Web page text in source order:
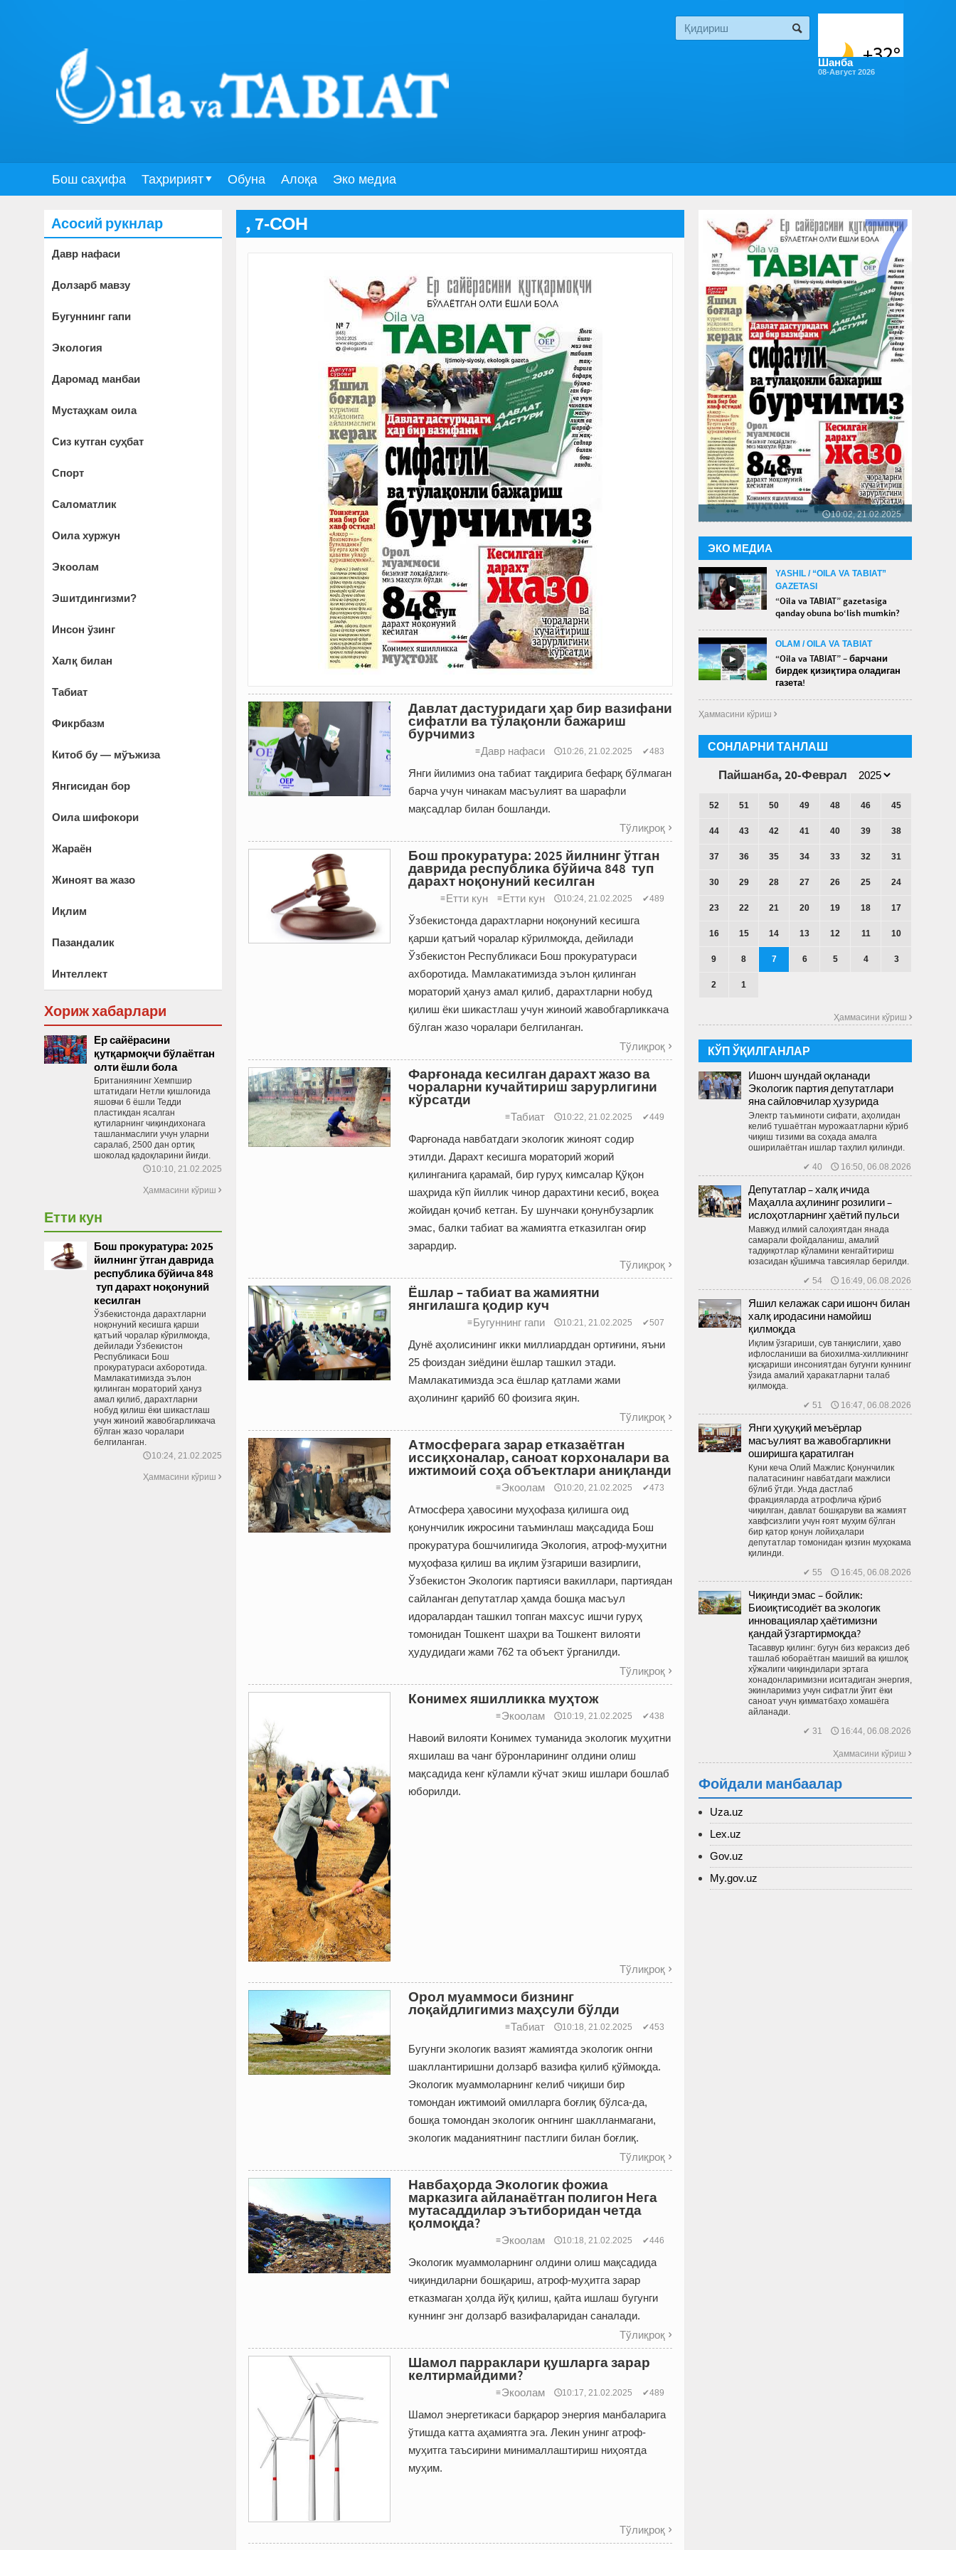
Шанба
08-Август 2026
Бош саҳифа Таҳририят Обуна Алоқа Эко медиа
, 7-СОН
Давлат дастуридаги ҳар бир вазифани
сифатли ва тўлақонли бажариш
бурчимиз
≡Давр нафаси 🕔10:26, 21.02.2025 ✔483
Янги йилимиз она табиат тақдирига бефарқ бўлмаган
барча учун чинакам масъулият ва шарафли
мақсадлар билан бош­ланди.
Тўлиқроқ 
Бош прокуратура: 2025 йилнинг ўтган
даврида республика бўйича 848 туп
дарахт ноқонуний кесилган
≡Етти кун ≡Етти кун 🕔10:24, 21.02.2025 ✔489
Ўзбекистонда дарахтларни ноқонуний кесишга
қарши қатъий чоралар кўрилмоқда, дейилади
Ўзбекистон Республикаси Бош прокуратураси
ахборотида. Мамлакатимизда эълон қилинган
мораторий ҳануз амал қилиб, дарахтларни нобуд
қилиш ёки шикастлаш учун жиноий жавобгарликкача
бўлган жазо чоралари белгиланган.
Тўлиқроқ 
Фарғонада кесилган дарахт жазо ва
чораларни кучайтириш зарурлигини
кўрсатди
≡Табиат 🕔10:22, 21.02.2025 ✔449
Фарғонада навбатдаги экологик жиноят содир
этилди. Дарахт кесишга мораторий жорий
қилинганига қарамай, бир гуруҳ кимсалар Қўқон
шаҳрида кўп йиллик чинор дарахтини кесиб, воқеа
жойидан қочиб кетган. Бу шунчаки қонунбузарлик
эмас, балки табиат ва жамиятга етказилган оғир
зарардир.
Тўлиқроқ 
Ёшлар – табиат ва жамиятни
янгилашга қодир куч
≡Бугуннинг гапи 🕔10:21, 21.02.2025 ✔507
Дунё аҳолисининг икки миллиарддан ортиғини, яъни
25 фоиздан зиёдини ёшлар ташкил этади.
Мамлакатимизда эса ёшлар қатлами жами
аҳолининг қарийб 60 фоизига яқин.
Тўлиқроқ 
Атмосферага зарар етказаётган
иссиқхоналар, саноат корхоналари ва
ижтимоий соҳа объектлари аниқланди
≡Экоолам 🕔10:20, 21.02.2025 ✔473
Атмосфера ҳавосини муҳофаза қилишга оид
қонунчилик ижросини таъминлаш мақсадида Бош
прокуратура бошчилигида Экология, атроф-муҳитни
муҳофаза қилиш ва иқлим ўзгариши вазирлиги,
Ўзбекистон Экологик партияси вакиллари, партиядан
сайланган депутатлар ҳамда бошқа масъул
идоралардан ташкил топган махсус ишчи гуруҳ
томонидан Тошкент шаҳри ва Тошкент вилояти
ҳудудидаги жами 762 та объект ўрганилди.
Тўлиқроқ 
Конимех яшилликка муҳтож
≡Экоолам 🕔10:19, 21.02.2025 ✔438
Навоий вилояти Конимех туманида экологик муҳитни
яхшилаш ва чанг бўронларининг олдини олиш
мақсадида кенг кўламли кўчат экиш ишлари бошлаб
юборилди.
Тўлиқроқ 
Орол муаммоси бизнинг
лоқайдлигимиз маҳсули бўлди
≡Табиат 🕔10:18, 21.02.2025 ✔453
Бугунги экологик вазият жамиятда экологик онгни
шакллантиришни долзарб вазифа қилиб қўймоқда.
Экологик муаммоларнинг келиб чиқиши бир
томондан ижтимоий омилларга боғлиқ бўлса-да,
бошқа томондан экологик онгнинг шаклланмагани,
экологик маданиятнинг пастлиги билан боғлиқ.
Тўлиқроқ 
Навбаҳорда Экологик фожиа
марказига айланаётган полигон Нега
мутасаддилар эътиборидан четда
қолмоқда?
≡Экоолам 🕔10:18, 21.02.2025 ✔446
Экологик муаммоларнинг олдини олиш мақсадида
чиқиндиларни бошқариш, атроф-муҳитга зарар
етказмаган ҳолда йўқ қилиш, қайта ишлаш бугунги
куннинг энг долзарб вазифаларидан саналади.
Тўлиқроқ 
Шамол парраклари қушларга зарар
келтирмайдими?
≡Экоолам 🕔10:17, 21.02.2025 ✔489
Шамол энергетикаси барқарор энергия манбаларига
ўтишда катта аҳамиятга эга. Лекин унинг атроф-
муҳитга таъсирини минималлаштириш ниҳоятда
муҳим.
Тўлиқроқ 
Асосий рукнлар
Давр нафаси
Долзарб мавзу
Бугуннинг гапи
Экология
Даромад манбаи
Мустаҳкам оила
Сиз кутган суҳбат
Спорт
Саломатлик
Оила хуржун
Экоолам
Эшитдингизми?
Инсон ўзинг
Халқ билан
Табиат
Фикрбазм
Китоб бу — мўъжиза
Янгисидан бор
Оила шифокори
Жараён
Жиноят ва жазо
Иқлим
Пазандалик
Интеллект
Хориж хабарлари
Ер сайёрасини
қутқармоқчи бўлаётган
олти ёшли бола
Британиянинг Хемпшир
штатидаги Нетли қишлоғида
яшовчи 6 ёшли Тедди
пластикдан ясалган
қутиларнинг чиқиндихонага
ташланмаслиги учун уларни
саралаб, 2500 дан ортиқ
шоколад қадоқларини йиғди.
🕔10:10, 21.02.2025
Ҳаммасини кўриш 
Етти кун
Бош прокуратура: 2025
йилнинг ўтган даврида
республика бўйича 848
туп дарахт ноқонуний
кесилган
Ўзбекистонда дарахтларни
ноқонуний кесишга қарши
қатъий чоралар кўрилмоқда,
дейилади Ўзбекистон
Республикаси Бош
прокуратураси ахборотида.
Мамлакатимизда эълон
қилинган мораторий ҳануз
амал қилиб, дарахтларни
нобуд қилиш ёки шикастлаш
учун жиноий жавобгарликкача
бўлган жазо чоралари
белгиланган.
🕔10:24, 21.02.2025
Ҳаммасини кўриш 
🕔10:02, 21.02.2025
7
ЭКО МЕДИА
►
YASHIL / “OILA VA TABIAT”
GAZETASI
“Oila va TABIAT” gazetasiga
qanday obuna bo‘lish mumkin?
►
OLAM / OILA VA TABIAT
“Oila va TABIAT” – барчани
бирдек қизиқтира оладиган
газета!
Ҳаммасини кўриш 
СОНЛАРНИ ТАНЛАШ
Пайшанба, 20-Феврал
52 51 50 49 48 46 45
44 43 42 41 40 39 38
37 36 35 34 33 32 31
30 29 28 27 26 25 24
23 22 21 20 19 18 17
16 15 14 13 12 11 10
9 8 7 6 5 4 3
2 1
Ҳаммасини кўриш 
КЎП ЎҚИЛГАНЛАР
Ишонч шундай оқланади
Экологик партия депутатлари
яна сайловчилар ҳузурида
Электр таъминоти сифати, аҳолидан
келиб тушаётган мурожаатларни кўриб
чиқиш тизими ва соҳада амалга
оширилаётган ишлар таҳлил қилинди.
✔ 40 🕔 16:50, 06.08.2026
Депутатлар – халқ ичида
Маҳалла аҳлининг розилиги –
ислоҳотларнинг ҳаётий пульси
Мавжуд илмий салоҳиятдан янада
самарали фойдаланиш, амалий
тадқиқотлар кўламини кенгайтириш
юзасидан қўшимча тавсиялар берилди.
✔ 54 🕔 16:49, 06.08.2026
Яшил келажак сари ишонч билан
халқ иродасини намойиш
қилмоқда
Иқлим ўзгариши, сув танқислиги, ҳаво
ифлосланиши ва биохилма-хилликнинг
қисқариши инсониятдан бугунги куннинг
ўзида амалий ҳаракатларни талаб
қилмоқда.
✔ 51 🕔 16:47, 06.08.2026
Янги ҳуқуқий меъёрлар
масъулият ва жавобгарликни
оширишга қаратилган
Куни кеча Олий Мажлис Қонунчилик
палатасининг навбатдаги мажлиси
бўлиб ўтди. Унда дастлаб
фракцияларда атрофлича кўриб
чиқилган, давлат бошқаруви ва жамият
хавфсизлиги учун ғоят муҳим бўлган
бир қатор қонун лойиҳалари
депутатлар томонидан қизғин муҳокама
қилинди.
✔ 55 🕔 16:45, 06.08.2026
Чиқинди эмас – бойлик:
Биоиқтисодиёт ва экологик
инновациялар ҳаётимизни
қандай ўзгартирмоқда?
Тасаввур қилинг: бугун биз кераксиз деб
ташлаб юбораётган маиший ва қиш­лоқ
хўжалиги чиқиндилари эртага
хонадонларимизни иситадиган энергия,
экинларимиз учун сифатли ўғит ёки
саноат учун қимматбаҳо хомашёга
айланади.
✔ 31 🕔 16:44, 06.08.2026
Ҳаммасини кўриш 
Фойдали манбаалар
Uza.uz
Lex.uz
Gov.uz
My.gov.uz